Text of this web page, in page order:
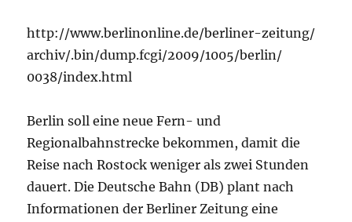
http://www.berlinonline.de/berliner-zeitung/
archiv/.bin/dump.fcgi/2009/1005/berlin/
0038/index.html
Berlin soll eine neue Fern- und
Regionalbahnstrecke bekommen, damit die
Reise nach Rostock weniger als zwei Stunden
dauert. Die Deutsche Bahn (DB) plant nach
Informationen der Berliner Zeitung eine